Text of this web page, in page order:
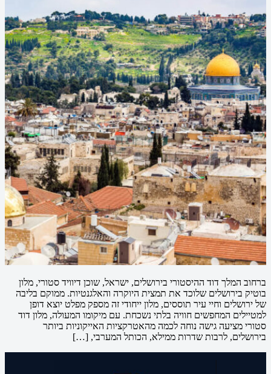
ברחוב המלך דוד ההיסטורי בירושלים, ישראל, שוכן דיוויד סטורי, מלון
בוטיק בירושלים שלוכד את תמצית היוקרה והאלגנטיות. ממוקם בליבה
של ירושלים וחיי עיר תוססים, מלון ייחודי זה מספק מפלט יוצא דופן
למטיילים המחפשים חוויה בלתי נשכחת. עם מיקומו המעולה, מלון דוד
סטורי מציעה גישה נוחה לכמה מהאטרקציות האייקוניות ביותר
בירושלים, לרבות שדרות ממילא, הכותל המערבי, […]